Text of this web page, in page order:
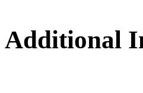
Additional